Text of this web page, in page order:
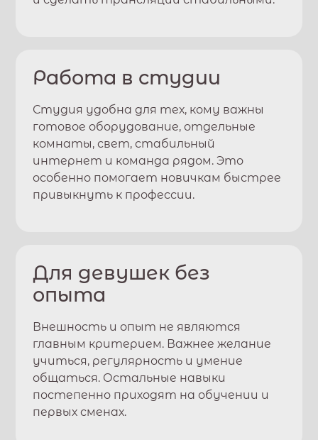
Работа в студии
Студия удобна для тех, кому важны
готовое оборудование, отдельные
комнаты, свет, стабильный
интернет и команда рядом. Это
особенно помогает новичкам быстрее
привыкнуть к профессии.
Для девушек без
опыта
Внешность и опыт не являются
главным критерием. Важнее желание
учиться, регулярность и умение
общаться. Остальные навыки
постепенно приходят на обучении и
первых сменах.